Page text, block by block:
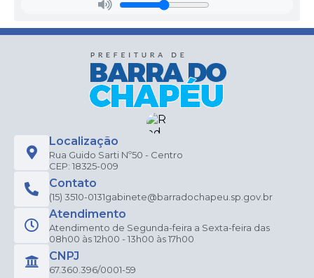
Localização
Rua Guido Sarti Nº50 - Centro
CEP: 18325-009
Contato
(15) 3510-0131gabinete@barradochapeu.sp.gov.br
Atendimento
Atendimento de Segunda-feira a Sexta-feira das
08h00 às 12h00 - 13h00 às 17h00
CNPJ
67.360.396/0001-59